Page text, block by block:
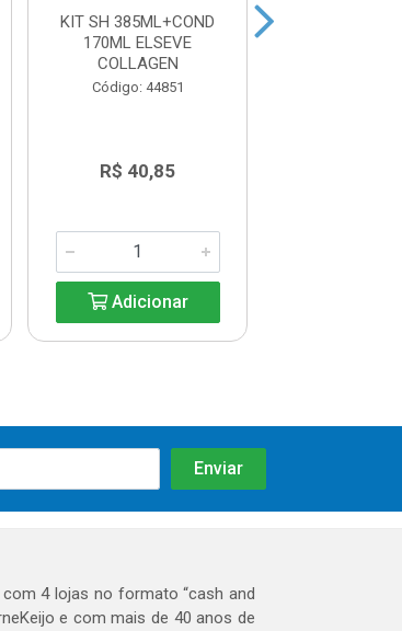
KIT SH 385ML+COND
170ML ELSEVE
COLLAGEN
Código: 44851
R$ 40,85
Adicionar
4 lojas no formato “cash and
e com mais de 40 anos de